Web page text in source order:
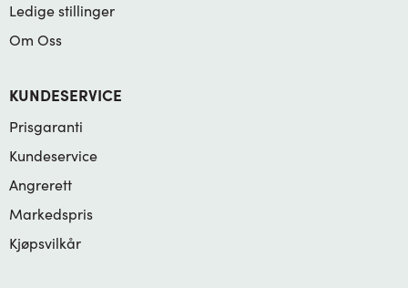
Ledige stillinger
Om Oss
KUNDESERVICE
Prisgaranti
Kundeservice
Angrerett
Markedspris
Kjøpsvilkår